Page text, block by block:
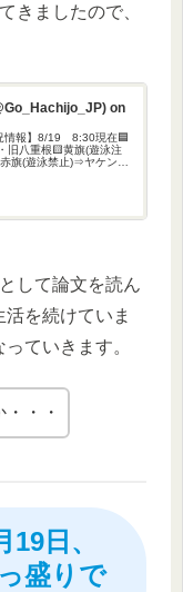
きましたので、
on
情報】8/19 8:30現在🟦
旧八重根​🟨黄旗(遊泳注
旗(遊泳禁止)⇒ヤケンヶ
して論文を読ん
を続けていま
ていきます。
・・
日、
盛りで